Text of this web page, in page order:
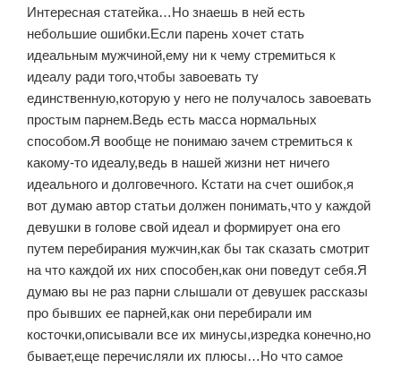
Интересная статейка…Но знаешь в ней есть
небольшие ошибки.Если парень хочет стать
идеальным мужчиной,ему ни к чему стремиться к
идеалу ради того,чтобы завоевать ту
единственную,которую у него не получалось завоевать
простым парнем.Ведь есть масса нормальных
способом.Я вообще не понимаю зачем стремиться к
какому-то идеалу,ведь в нашей жизни нет ничего
идеального и долговечного. Кстати на счет ошибок,я
вот думаю автор статьи должен понимать,что у каждой
девушки в голове свой идеал и формирует она его
путем перебирания мужчин,как бы так сказать смотрит
на что каждой их них способен,как они поведут себя.Я
думаю вы не раз парни слышали от девушек рассказы
про бывших ее парней,как они перебирали им
косточки,описывали все их минусы,изредка конечно,но
бывает,еще перечисляли их плюсы…Но что самое